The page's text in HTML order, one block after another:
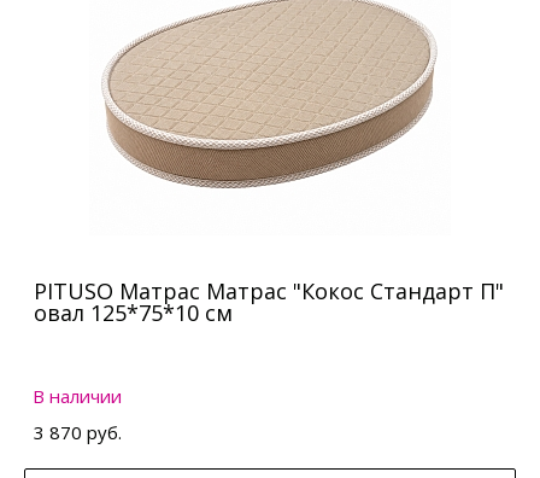
PITUSO Матрас Матрас "Кокос Стандарт П"
овал 125*75*10 см
В наличии
3 870 руб.